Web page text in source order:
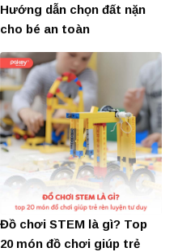
Hướng dẫn chọn đất nặn
cho bé an toàn
Đồ chơi STEM là gì? Top
20 món đồ chơi giúp trẻ